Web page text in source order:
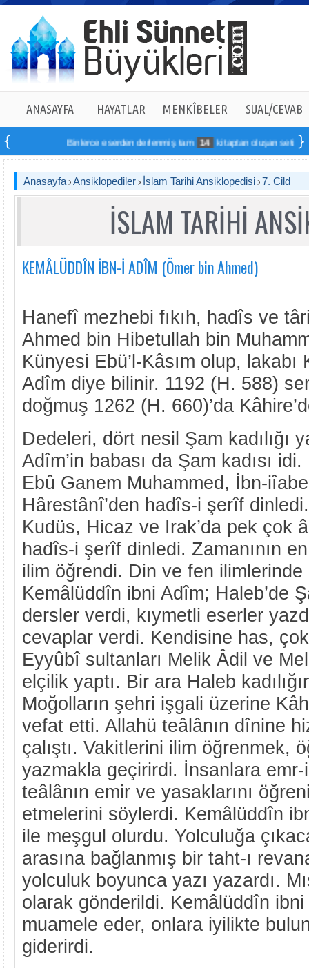
ANASAYFA HAYATLAR MENKÎBELER SUAL/CEVAB
Binlerce eserden derlenmiş tam 14 kitaptan oluşan seti online
Anasayfa Ansiklopediler İslam Tarihi Ansiklopedisi 7. Cild
İSLAM TARİHİ
KEMÂLÜDDÎN İBN-İ ADÎM (Ömer bin Ahmed)
Hanefî mezhebi fıkıh, hadîs ve
Ahmed bin Hibetullah bin
Künyesi Ebü’l-Kâsım olup, lakabı
Adîm diye bilinir. 1192 (H. 588)
doğmuş 1262 (H. 660)’da
Dedeleri, dört nesil Şam kadılığı
Adîm’in babası da Şam kadısı
Ebû Ganem Muhammed, İbn-
Hârestânî’den hadîs-i şerîf
Kudüs, Hicaz ve Irak’da pek çok
hadîs-i şerîf dinledi. Zamanının
ilim öğrendi. Din ve fen ilimlerinde
Kemâlüddîn ibni Adîm; Haleb’de
dersler verdi, kıymetli eserler
cevaplar verdi. Kendisine has,
Eyyûbî sultanları Melik Âdil ve
elçilik yaptı. Bir ara Haleb
Moğolların şehri işgali üzerine
vefat etti. Allahü teâlânın dînine
çalıştı. Vakitlerini ilim öğrenmek,
yazmakla geçirirdi. İnsanlara emr-
teâlânın emir ve yasaklarını
etmelerini söylerdi. Kemâlüddîn
ile meşgul olurdu. Yolculuğa
arasına bağlanmış bir taht-ı
yolculuk boyunca yazı yazardı.
olarak gönderildi. Kemâlüddîn
muamele eder, onlara iyilikte
giderirdi.